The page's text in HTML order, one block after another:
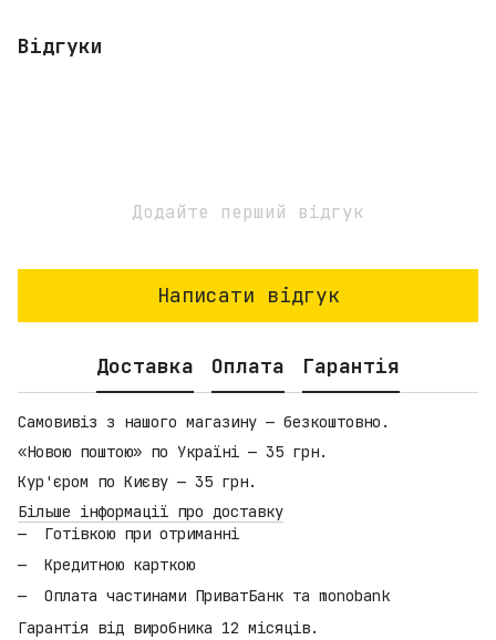
Відгуки
Додайте перший відгук
Написати відгук
Доставка Оплата Гарантія
Самовивіз з нашого магазину — безкоштовно.
«Новою поштою» по Україні — 35 грн.
Кур'єром по Києву — 35 грн.
Більше інформації про доставку
Готівкою при отриманні
Кредитною карткою
Оплата частинами ПриватБанк та monobank
Гарантія від виробника 12 місяців.